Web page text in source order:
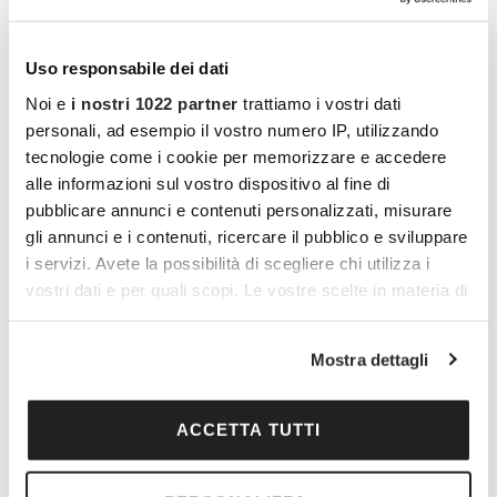
Uso responsabile dei dati
Noi e i nostri 1022 partner trattiamo i vostri dati
personali, ad esempio il vostro numero IP, utilizzando
tecnologie come i cookie per memorizzare e accedere
alle informazioni sul vostro dispositivo al fine di
pubblicare annunci e contenuti personalizzati, misurare
gli annunci e i contenuti, ricercare il pubblico e sviluppare
i servizi. Avete la possibilità di scegliere chi utilizza i
vostri dati e per quali scopi. Le vostre scelte in materia di
modificare o revocare il proprio consenso in qualsiasi
momento dalla Dichiarazione sui cookie o facendo clic
sull'icona di attivazione della privacy.
Con il tuo consenso, vorremmo anche:
Mostra dettagli
ACCETTA TUTTI
AEREO
Itinerario